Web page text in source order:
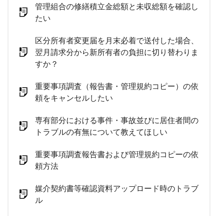
管理組合の修繕積立金総額と未収総額を確認し
たい
区分所有者変更届を月末必着で送付した場合、
翌月請求分から新所有者の負担に切り替わりま
すか？
重要事項調査（報告書・管理規約コピー）の依
頼をキャンセルしたい
専有部分における事件・事故並びに居住者間の
トラブルの有無について教えてほしい
重要事項調査報告書および管理規約コピーの依
頼方法
媒介契約書等確認資料アップロード時のトラブ
ル